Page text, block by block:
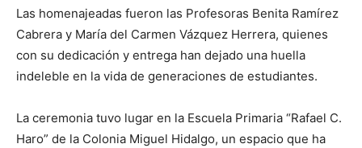
Las homenajeadas fueron las Profesoras Benita Ramírez
Cabrera y María del Carmen Vázquez Herrera, quienes
con su dedicación y entrega han dejado una huella
indeleble en la vida de generaciones de estudiantes.
La ceremonia tuvo lugar en la Escuela Primaria “Rafael C.
Haro” de la Colonia Miguel Hidalgo, un espacio que ha